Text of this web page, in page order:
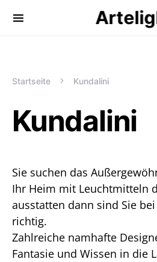
Startseite Kundalini
Kundalini
Sie suchen das
Ihr Heim mit Leuchtmitteln
ausstatten dann sind Sie
richtig.
Zahlreiche namhafte
Fantasie und Wissen in die